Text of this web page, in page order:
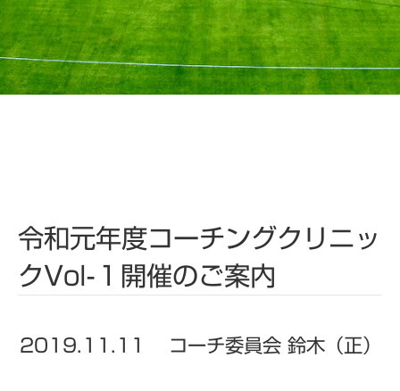
令和元年度コーチングクリニッ
クVol-１開催のご案内
2019.11.11 コーチ委員会 鈴木（正）